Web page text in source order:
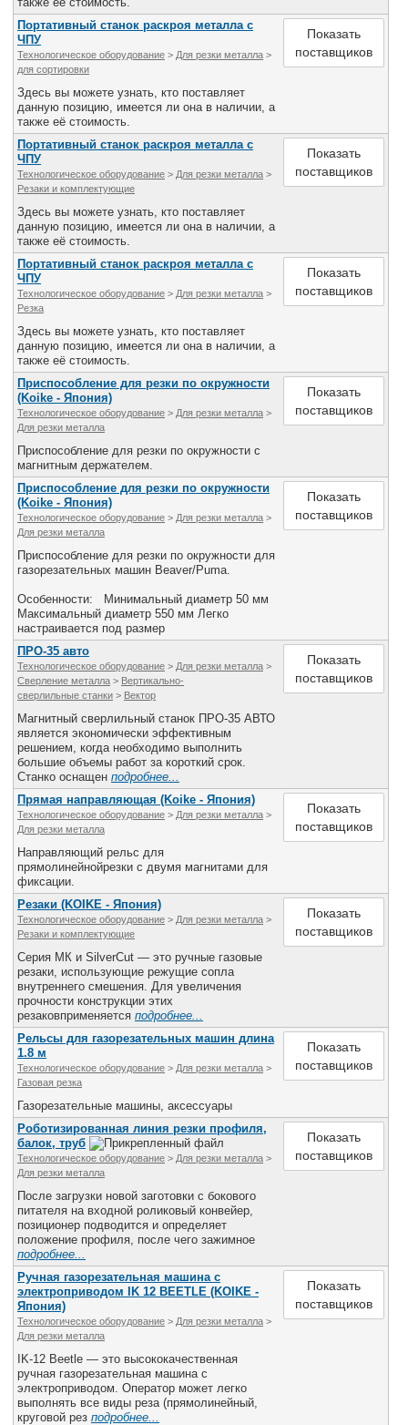
Портативный станок раскроя металла с
ЧПУ
Технологическое оборудование > Для резки металла >
для сортировки
Здесь вы можете узнать, кто поставляет
данную позицию, имеется ли она в наличии, а
также её стоимость.
Показать
поставщиков
Портативный станок раскроя металла с
ЧПУ
Технологическое оборудование > Для резки металла >
Резаки и комплектующие
Здесь вы можете узнать, кто поставляет
данную позицию, имеется ли она в наличии, а
также её стоимость.
Показать
поставщиков
Портативный станок раскроя металла с
ЧПУ
Технологическое оборудование > Для резки металла >
Резка
Здесь вы можете узнать, кто поставляет
данную позицию, имеется ли она в наличии, а
также её стоимость.
Показать
поставщиков
Приспособление для резки по окружности
(Koike - Япония)
Технологическое оборудование > Для резки металла >
Для резки металла
Приспособление для резки по окружности с
магнитным держателем.
Показать
поставщиков
Приспособление для резки по окружности
(Koike - Япония)
Технологическое оборудование > Для резки металла >
Для резки металла
Приспособление для резки по окружности для
газорезательных машин Beaver/Puma.
Особенности: Минимальный диаметр 50 мм
Максимальный диаметр 550 мм Легко
настраивается под размер
Показать
поставщиков
ПРО-35 авто
Технологическое оборудование > Для резки металла >
Сверление металла > Вертикально-
сверлильные станки > Вектор
Магнитный сверлильный станок ПРО-35 АВТО
является экономически эффективным
решением, когда необходимо выполнить
большие объемы работ за короткий срок.
Станко оснащен подробнее...
Показать
поставщиков
Прямая направляющая (Koike - Япония)
Технологическое оборудование > Для резки металла >
Для резки металла
Направляющий рельс для
прямолинейнойрезки с двумя магнитами для
фиксации.
Показать
поставщиков
Резаки (KOIKE - Япония)
Технологическое оборудование > Для резки металла >
Резаки и комплектующие
Серия МК и SilverCut — это ручные газовые
резаки, использующие режущие сопла
внутреннего смешения. Для увеличения
прочности конструкции этих
резаковприменяется подробнее...
Показать
поставщиков
Рельсы для газорезательных машин длина
1.8 м
Технологическое оборудование > Для резки металла >
Газовая резка
Газорезательные машины, аксессуары
Показать
поставщиков
Роботизированная линия резки профиля,
балок, труб
Технологическое оборудование > Для резки металла >
Для резки металла
После загрузки новой заготовки с бокового
питателя на входной роликовый конвейер,
позиционер подводится и определяет
положение профиля, после чего зажимное
подробнее...
Показать
поставщиков
Ручная газорезательная машина с
электроприводом IK 12 BEETLE (KOIKE -
Япония)
Технологическое оборудование > Для резки металла >
Для резки металла
IK-12 Beetle — это высококачественная
ручная газорезательная машина с
электроприводом. Оператор может легко
выполнять все виды реза (прямолинейный,
круговой рез подробнее...
Показать
поставщиков